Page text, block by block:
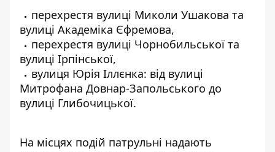
перехрестя вулиці Миколи Ушакова та
вулиці Академіка Єфремова,
перехрестя вулиці Чорнобильської та
вулиці Ірпінської,
вулиця Юрія Іллєнка: від вулиці
Митрофана Довнар-Запольського до
вулиці Глибочицької.
На місцях подій патрульні надають